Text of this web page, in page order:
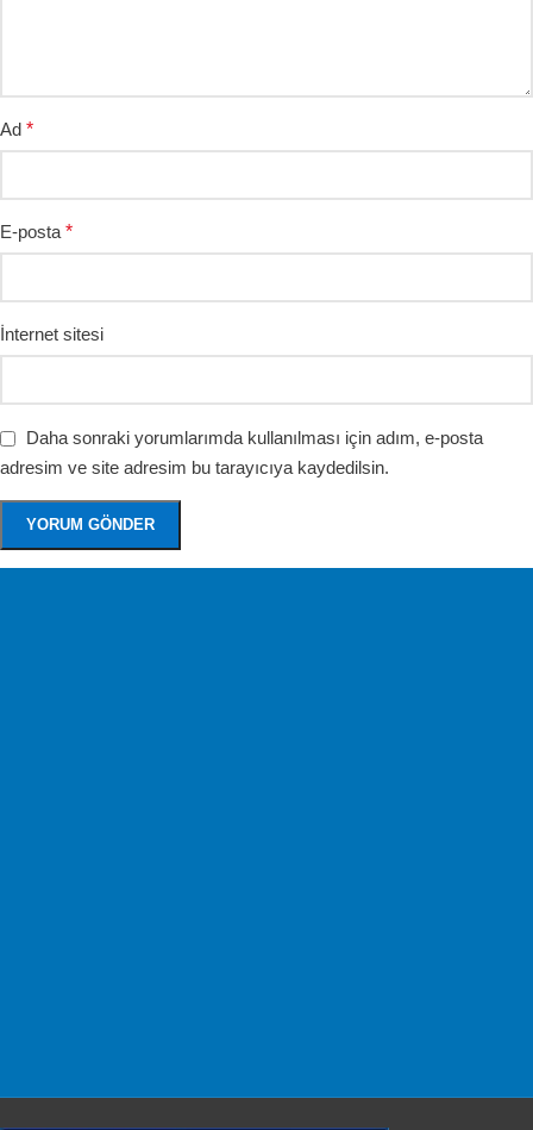
Ad *
E-posta *
İnternet sitesi
Daha sonraki yorumlarımda kullanılması için adım, e-posta
adresim ve site adresim bu tarayıcıya kaydedilsin.